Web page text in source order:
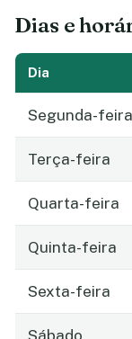
Dias e
Dia
Segunda-feira
Terça-feira
Quarta-feira
Quinta-feira
Sexta-feira
Sábado